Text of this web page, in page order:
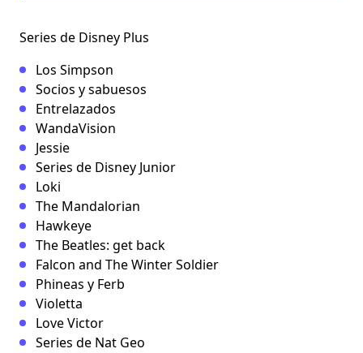
Series de Disney Plus
Los Simpson
Socios y sabuesos
Entrelazados
WandaVision
Jessie
Series de Disney Junior
Loki
The Mandalorian
Hawkeye
The Beatles: get back
Falcon and The Winter Soldier
Phineas y Ferb
Violetta
Love Victor
Series de Nat Geo